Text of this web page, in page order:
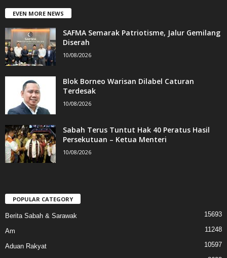
EVEN MORE NEWS
SAFMA Semarak Patriotisme, Jalur Gemilang
Diserah
10/08/2026
Blok Borneo Warisan Dilabel Caturan
Terdesak
10/08/2026
Sabah Terus Tuntut Hak 40 Peratus Hasil
Persekutuan – Ketua Menteri
10/08/2026
POPULAR CATEGORY
Berita Sabah & Sarawak 15693
Am 11248
Aduan Rakyat 10597